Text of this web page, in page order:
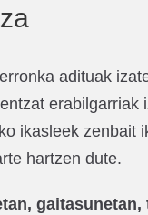
adituak
erabilgarriak
ikasleek zenbait
hartzen dute.
gaitasunetan,